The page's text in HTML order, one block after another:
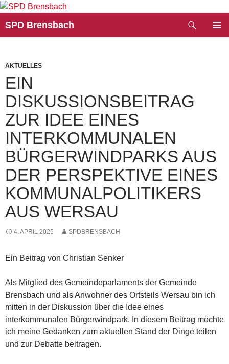
Zum
springen
SPD Brensbach
AKTUELLES
EIN
DISKUSSIONSBEITRAG
ZUR IDEE EINES
INTERKOMMUNALEN
BÜRGERWINDPARKS AUS
DER PERSPEKTIVE EINES
KOMMUNALPOLITIKERS
AUS WERSAU
4. APRIL 2025 SPDBRENSBACH
Ein Beitrag von Christian Senker
Als Mitglied des Gemeindeparlaments der Gemeinde
Brensbach und als Anwohner des Ortsteils Wersau bin ich
mitten in der Diskussion über die Idee eines
interkommunalen Bürgerwindpark. In diesem Beitrag möchte
ich meine Gedanken zum aktuellen Stand der Dinge teilen
und zur Debatte beitragen.